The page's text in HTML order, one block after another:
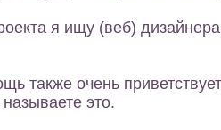
я ищу (веб)
также очень
это.